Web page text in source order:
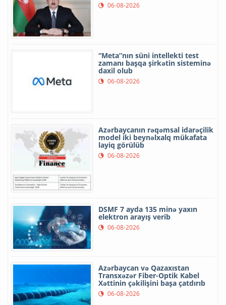
06-08-2026
“Meta”nın süni intellekti test
zamanı başqa şirkətin sisteminə
daxil olub
06-08-2026
Azərbaycanın rəqəmsal idarəçilik
model iki beynəlxalq mükafata
layiq görülüb
06-08-2026
DSMF 7 ayda 135 minə yaxın
elektron arayış verib
06-08-2026
Azərbaycan və Qazaxıstan
Transxəzər Fiber-Optik Kabel
Xəttinin çəkilişini başa çatdırıb
06-08-2026